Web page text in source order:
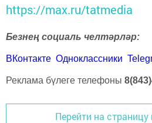
https://max.ru/tatmedia
Безнең социаль челтәрләр:
ВКонтакте Одноклассники
Реклама бүлеге телефоны
Перейти на страницу